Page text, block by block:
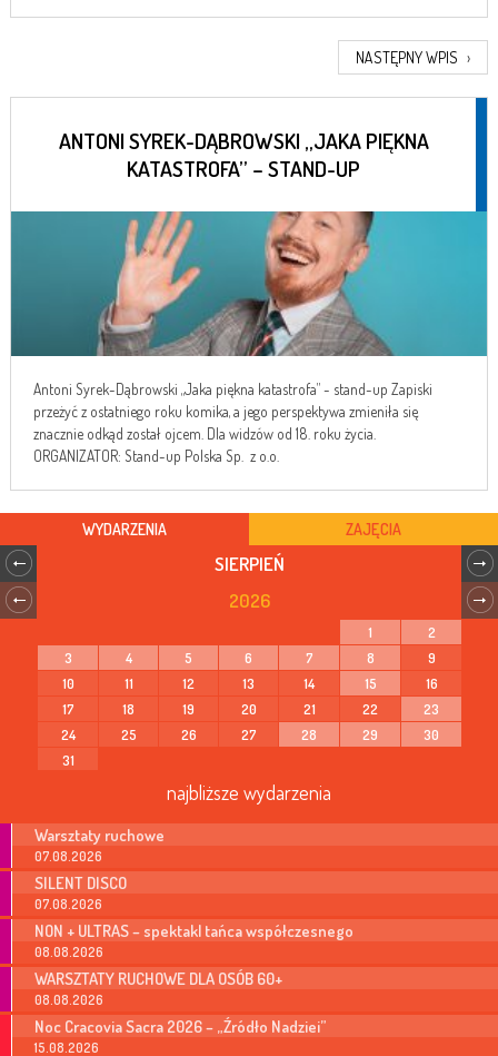
NASTĘPNY WPIS ›
ANTONI SYREK-DĄBROWSKI „JAKA PIĘKNA
KATASTROFA” – STAND-UP
Antoni Syrek-Dąbrowski „Jaka piękna katastrofa” - stand-up Zapiski
przeżyć z ostatniego roku komika, a jego perspektywa zmieniła się
znacznie odkąd został ojcem. Dla widzów od 18. roku życia.
ORGANIZATOR: Stand-up Polska Sp. z o.o.
WYDARZENIA ZAJĘCIA
SIERPIEŃ
2026
1
2
3
4 5 6 7 8
9
10
11 12 13 14 15
16
17
18 19 20 21 22
23
24
25 26 27 28 29
30
31
najbliższe wydarzenia
Warsztaty ruchowe
07.08.2026
SILENT DISCO
07.08.2026
NON + ULTRAS – spektakl tańca współczesnego
08.08.2026
WARSZTATY RUCHOWE DLA OSÓB 60+
08.08.2026
Noc Cracovia Sacra 2026 – „Źródło Nadziei”
15.08.2026